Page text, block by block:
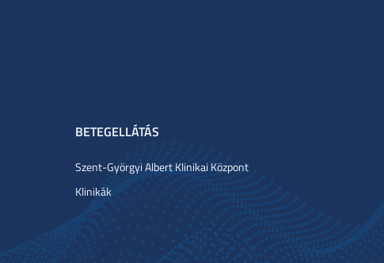
BETEGELLÁTÁS
Szent-Györgyi Albert Klinikai Központ
Klinikák